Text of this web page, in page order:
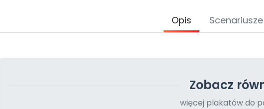
Opis
Zobacz
więcej plakatów do